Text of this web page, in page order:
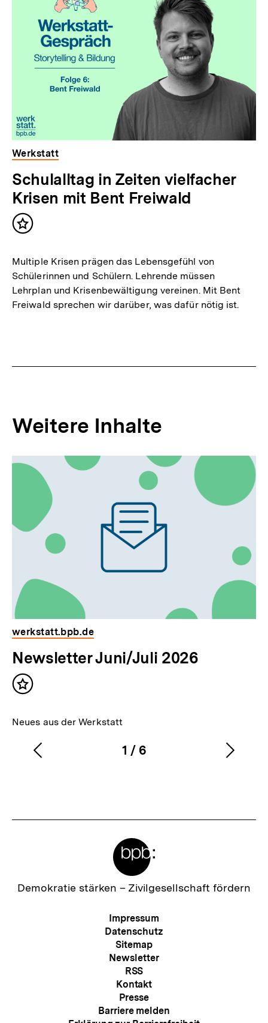
Werkstatt
Schulalltag in Zeiten vielfacher
Krisen mit Bent Freiwald
Inhalt
Multiple Krisen prägen das Lebensgefühl von
Schülerinnen und Schülern. Lehrende müssen
Lehrplan und Krisenbewältigung vereinen. Mit Bent
Freiwald sprechen wir darüber, was dafür nötig ist.
Weitere Inhalte
Inhaltskarousell
weitere
Inhaltskarussell
überspringen
werkstatt.bpb.de
Newsletter Juni/Juli 2026
Inhalt
Neues aus der Werkstatt
Karussellinhalt
1
von
/ 6
Vorherigen
Zur
Demokratie stärken – Zivilgesellschaft fördern
Meta-
Navigation
Impressum
Datenschutz
Sitemap
Newsletter
RSS
Kontakt
Presse
Barriere melden